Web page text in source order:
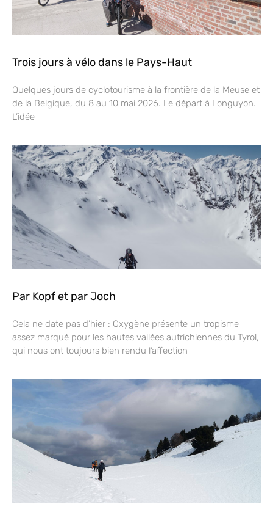
Trois jours à vélo dans le Pays-Haut
Quelques jours de cyclotourisme à la frontière de la Meuse et
de la Belgique, du 8 au 10 mai 2026. Le départ à Longuyon.
L’idée
Par Kopf et par Joch
Cela ne date pas d’hier : Oxygène présente un tropisme
assez marqué pour les hautes vallées autrichiennes du Tyrol,
qui nous ont toujours bien rendu l’affection